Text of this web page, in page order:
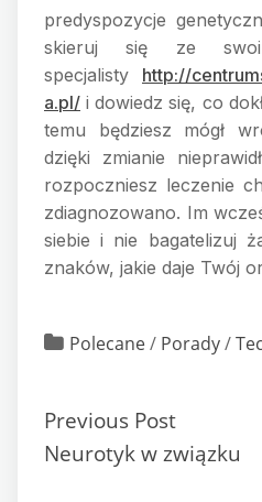
predyspozycje
skieruj się ze
specjalisty http://
a.pl/ i dowiedz się, co
temu będziesz mógł
dzięki zmianie
rozpoczniesz leczenie
zdiagnozowano. Im
siebie i nie bagatelizuj
znaków, jakie daje Twój
Polecane/ Porady/
Previous Post
Neurotyk w związku